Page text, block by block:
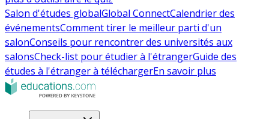
Salon d'études globalGlobal ConnectCalendrier des
événementsComment tirer le meilleur parti d'un
salonConseils pour rencontrer des universités aux
salonsCheck-list pour étudier à l'étrangerGuide des
études à l'étranger à téléchargerEn savoir plus